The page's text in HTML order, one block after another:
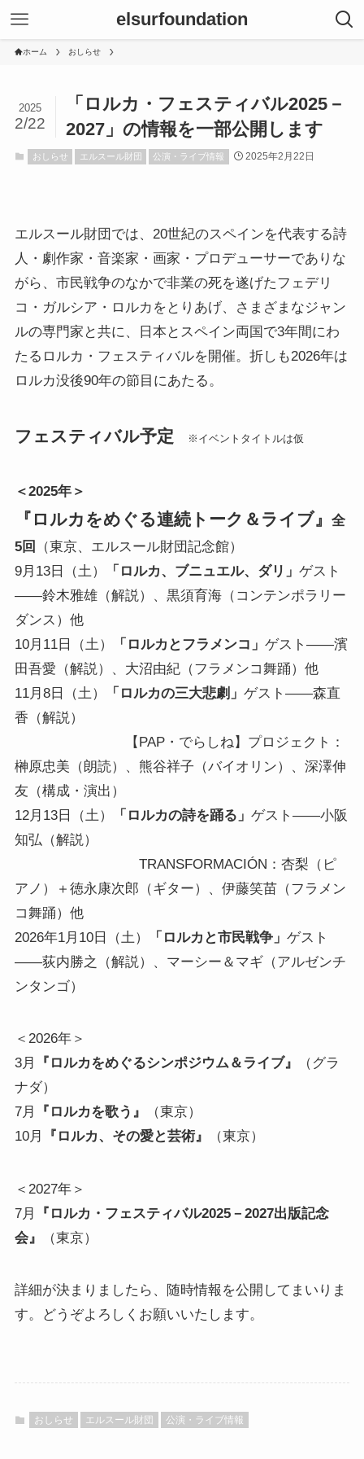
elsurfoundation
ホーム おしらせ
「ロルカ・フェスティバル2025－
2027」の情報を一部公開します
2025
2/22
おしらせ エルスール財団 公演・ライブ情報 2025年2月22日
エルスール財団では、20世紀のスペインを代表する詩
人・劇作家・音楽家・画家・プロデューサーでありな
がら、市民戦争のなかで非業の死を遂げたフェデリ
コ・ガルシア・ロルカをとりあげ、さまざまなジャン
ルの専門家と共に、日本とスペイン両国で3年間にわ
たるロルカ・フェスティバルを開催。折しも2026年は
ロルカ没後90年の節目にあたる。
フェスティバル予定 ※イベントタイトルは仮
＜2025年＞
『ロルカをめぐる連続トーク＆ライブ』
全
5回
（東京、エルスール財団記念館）
9月13日（土）
「ロルカ、ブニュエル、ダリ」 ゲスト
――鈴木雅雄（解説）、黒須育海（コンテンポラリー
ダンス）他
10月11日（土）
「ロルカとフラメンコ」 ゲスト――濱
田吾愛（解説）、大沼由紀（フラメンコ舞踊）他
11月8日（土）
「ロルカの三大悲劇」 ゲスト――森直
香（解説）
【PAP・でらしね】プロジェクト：
榊原忠美（朗読）、熊谷祥子（バイオリン）、深澤伸
友（構成・演出）
12月13日（土）
「ロルカの詩を踊る」 ゲスト――小阪
知弘（解説）
TRANSFORMACIÓN：杏梨（ピ
アノ）＋徳永康次郎（ギター）、伊藤笑苗（フラメン
コ舞踊）他
2026年1月10日（土）
「ロルカと市民戦争」 ゲスト
――荻内勝之（解説）、マーシー＆マギ（アルゼンチ
ンタンゴ）
＜2026年＞
3月
『ロルカをめぐるシンポジウム＆ライブ』
（グラ
ナダ）
7月
『ロルカを歌う』
（東京）
10月
『ロルカ、その愛と芸術』 （東京）
＜2027年＞
7月
『ロルカ・フェスティバル2025－2027出版記念
会』
（東京）
詳細が決まりましたら、随時情報を公開してまいりま
す。どうぞよろしくお願いいたします。
おしらせ エルスール財団 公演・ライブ情報